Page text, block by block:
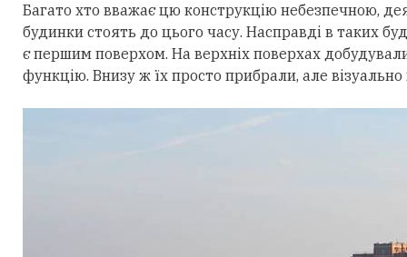
Багато хто вважає цю конструкцію небезпечною,
будинки стоять до цього часу. Насправді в таких
є першим поверхом. На верхніх поверхах
функцію. Внизу ж їх просто прибрали, але